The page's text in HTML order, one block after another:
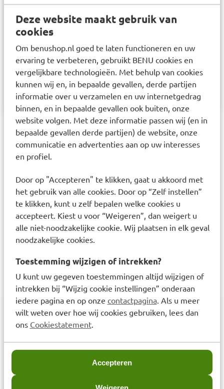
Deze website maakt gebruik van
cookies
Om benushop.nl goed te laten functioneren en uw
ervaring te verbeteren, gebruikt BENU cookies en
vergelijkbare technologieën. Met behulp van cookies
kunnen wij en, in bepaalde gevallen, derde partijen
informatie over u verzamelen en uw internetgedrag
binnen, en in bepaalde gevallen ook buiten, onze
website volgen. Met deze informatie passen wij (en in
bepaalde gevallen derde partijen) de website, onze
communicatie en advertenties aan op uw interesses
en profiel.
Door op "Accepteren" te klikken, gaat u akkoord met
het gebruik van alle cookies. Door op “Zelf instellen”
te klikken, kunt u zelf bepalen welke cookies u
accepteert. Kiest u voor “Weigeren”, dan weigert u
alle niet-noodzakelijke cookie. Wij plaatsen in elk geval
noodzakelijke cookies.
Toestemming wijzigen of intrekken?
U kunt uw gegeven toestemmingen altijd wijzigen of
intrekken bij “Wijzig cookie instellingen” onderaan
iedere pagina en op onze contactpagina. Als u meer
wilt weten over hoe wij cookies gebruiken, lees dan
ons Cookiestatement.
Accepteren
Samenstelling
Aqua, Glycerin, Betaine, Laureth-9,
Phenoxyethanol, Acrylates/C10-30 Alkyl Acrylate
Crosspolymer, Allantoin, Ethylhexylgylcerin,
Tetrasodium Glutamate Diacetate, Sodium
Hydroxide, Sodium Hyaluronate.
Laatst bekeken items
Lucovitaal Aambeien spray
40ml
€6,99
3,6miljoen klanten